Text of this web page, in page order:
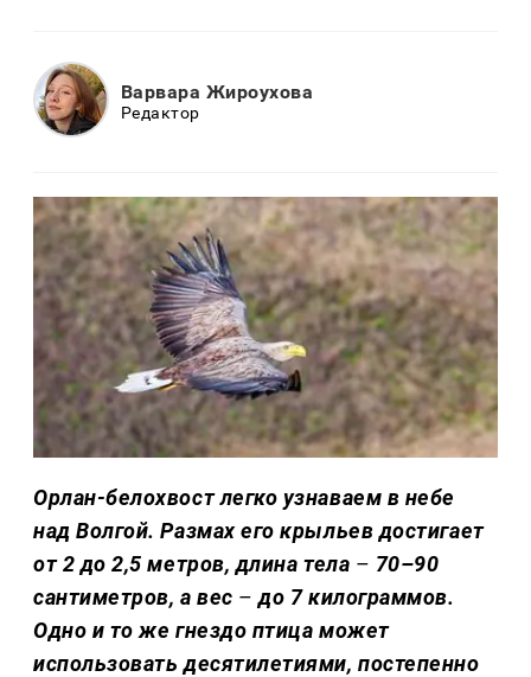
Варвара Жироухова
Редактор
Орлан-белохвост легко узнаваем в небе
над Волгой. Размах его крыльев достигает
от 2 до 2,5 метров, длина тела – 70–90
сантиметров, а вес – до 7 килограммов.
Одно и то же гнездо птица может
использовать десятилетиями, постепенно